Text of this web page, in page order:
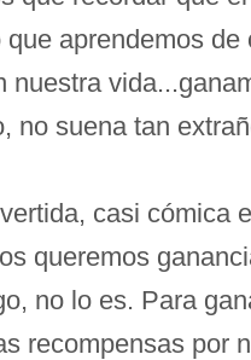
aprendemos
no suena tan
casi cómica
queremos
no lo es. Para
recompensas por